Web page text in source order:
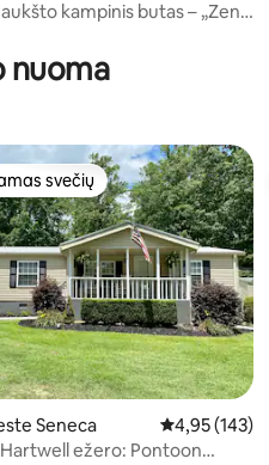
kampinis butas – „Zen
nuoma
iš 5, atsiliepimų: 18
svečių
Seneca Vidutinis
4,95 (143)
ežero: Pontoon